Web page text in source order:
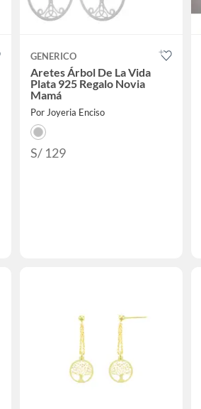
GENERICO
Aretes Árbol De La Vida
Plata 925 Regalo Novia
Mamá
Por Joyeria Enciso
S/ 129